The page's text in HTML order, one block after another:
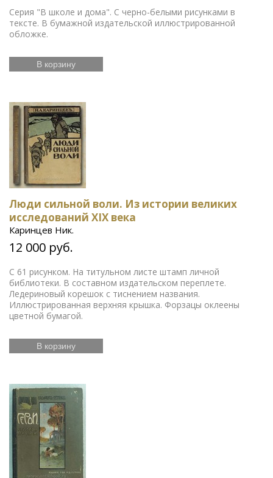
Серия "В школе и дома". С черно-белыми рисунками в
тексте. В бумажной издательской иллюстрированной
обложке.
В корзину
Люди сильной воли. Из истории великих
исследований XIX века
Каринцев Ник.
12 000 руб.
С 61 рисунком. На титульном листе штамп личной
библиотеки. В составном издательском переплете.
Ледериновый корешок с тиснением названия.
Иллюстрированная верхняя крышка. Форзацы оклеены
цветной бумагой.
В корзину